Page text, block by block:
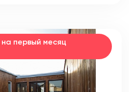
первый месяц